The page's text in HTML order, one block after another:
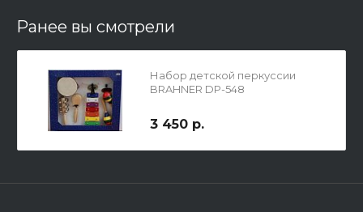
Ранее вы смотрели
Набор детской перкуссии
BRAHNER DP-548
3 450 р.